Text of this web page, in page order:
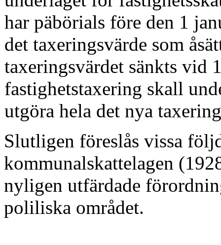
har päbörials före den 1
det taxeringsvärde som
taxeringsvärdet sänkts vid
fastighetstaxering skall
utgöra hela det nya
Slutligen föreslås vissa
kommunalskattelagen
nyligen utfärdade
poliliska området.